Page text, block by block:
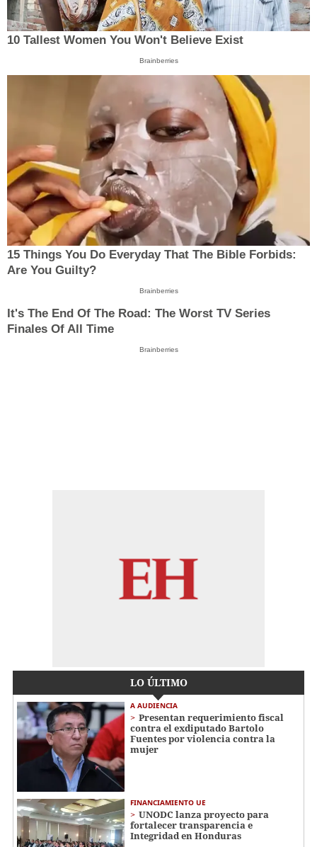
10 Tallest Women You Won't Believe Exist
Brainberries
15 Things You Do Everyday That The Bible Forbids:
Are You Guilty?
Brainberries
It's The End Of The Road: The Worst TV Series
Finales Of All Time
Brainberries
LO ÚLTIMO
A AUDIENCIA
Presentan requerimiento fiscal
contra el exdiputado Bartolo
Fuentes por violencia contra la
mujer
FINANCIAMIENTO UE
UNODC lanza proyecto para
fortalecer transparencia e
Integridad en Honduras